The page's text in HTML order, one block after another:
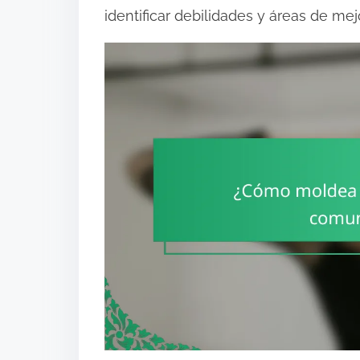
identificar debilidades y áreas de